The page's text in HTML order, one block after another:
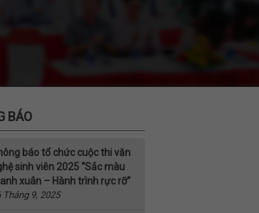
BÁO
báo tổ chức cuộc thi văn
sinh viên 2025 “Sắc màu
xuân – Hành trình rực rỡ”
Tháng 9, 2025